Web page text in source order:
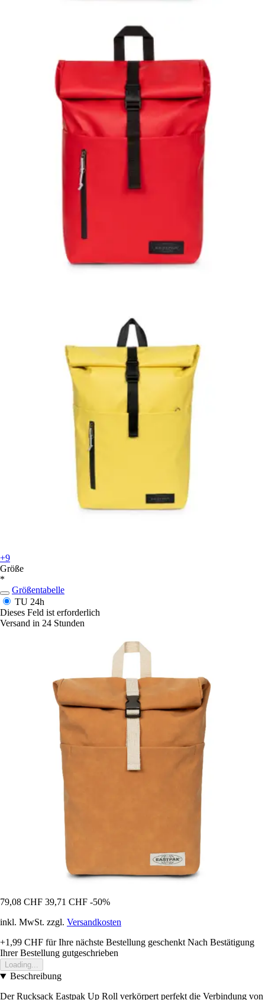
+9
Größe
*
Größentabelle
TU 24h
Dieses Feld ist erforderlich
Versand in 24 Stunden
79,08 CHF 39,71 CHF -50%
inkl. MwSt. zzgl. Versandkosten
+1,99 CHF für Ihre nächste Bestellung geschenkt Nach Bestätigung
Ihrer Bestellung gutgeschrieben
Loading...
Beschreibung
Der Rucksack Eastpak Up Roll verkörpert perfekt die Verbindung von